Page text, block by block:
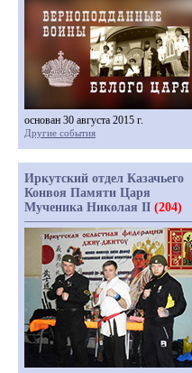
основан 30 августа 2015 г.
Другие события
Иркутский отдел Казачьего
Конвоя Памяти Царя
Мученика Николая II (204)